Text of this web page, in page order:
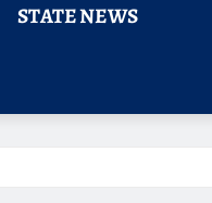
STATE NEWS